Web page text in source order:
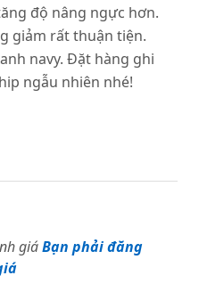
độ nâng ngực hơn.
giảm rất thuận tiện.
navy. Đặt hàng ghi
ngẫu nhiên nhé!
giáBạn phải đăng